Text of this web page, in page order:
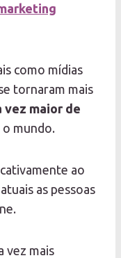
como mídias
tornaram mais
vez maior de
mundo.
ao
as pessoas
vez mais